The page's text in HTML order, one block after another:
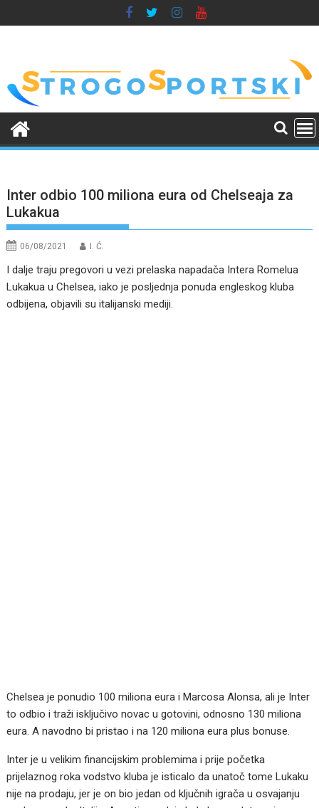
to
Inter odbio 100 miliona eura od Chelseaja za
Lukakua
06/08/2021 I. Ć.
I dalje traju pregovori u vezi prelaska napadača Intera Romelua
Lukakua u Chelsea, iako je posljednja ponuda engleskog kluba
odbijena, objavili su italijanski mediji.
Chelsea je ponudio 100 miliona eura i Marcosa Alonsa, ali je Inter
to odbio i traži isključivo novac u gotovini, odnosno 130 miliona
eura. A navodno bi pristao i na 120 miliona eura plus bonuse.
Inter je u velikim financijskim problemima i prije početka
prijelaznog roka vodstvo kluba je isticalo da unatoč tome Lukaku
nije na prodaju, jer je on bio jedan od ključnih igrača u osvajanju